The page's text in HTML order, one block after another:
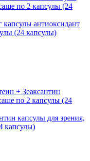
антиоксидант
(24 капсулы)
капсулы для зрения,
капсулы)